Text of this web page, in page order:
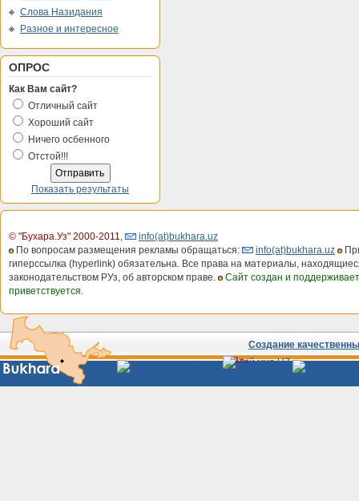
Слова Назидания
Разное и интересное
ОПРОС
Как Вам сайт?
Отличный сайт
Хороший сайт
Ничего осбенного
Отстой!!!
Показать результаты
© "Бухара.Уз" 2000-2011,
info(at)bukhara.uz
По вопросам размещения рекламы обращаться:
info(at)bukhara.uz
гиперссылка (hyperlink) обязательна. Все права на материалы,
законодательством РУз, об авторском праве.
Сайт создан и
приветствуется.
Создание
Сайты
Узбекистана